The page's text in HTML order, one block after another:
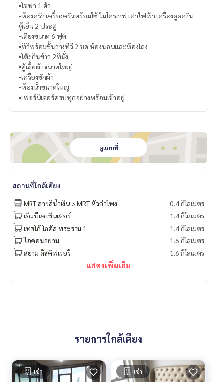
▪️โซฟา 1 ตัว
▪️ห้องครัว เครื่องครัวพร้อมใช้ ไมโครเวฟ เตาไฟฟ้า เครื่องดูดควัน
ตู้เย็น 2 ประตู
▪️เตียงขนาด 6 ฟุต
▪️ทีวีพร้อมชั้นวางทีวี 2 ชุด ห้องนอนและห้องโถง
▪️โต๊ะกินข้าว 2ที่นั่ง
▪️ตู้เสื้อผ้าขนาดใหญ่
▪️เครื่องซักผ้า
▪️ห้องน้ำขนาดใหญ่
▪️เฟอร์นิเจอร์ครบทุกอย่างพร้อมเข้าอยู่
ดูแผนที่
สถานที่ใกล้เคียง
MRT สายสีน้ำเงิน > MRT หัวลำโพง
0.4 กิโลเมตร
เอ็มบีเค เซ็นเตอร์
1.4 กิโลเมตร
เทสโก้ โลตัส พระราม 1
1.4 กิโลเมตร
ไอคอนสยาม
1.6 กิโลเมตร
สยาม ดิสคัฟเวอรี
1.6 กิโลเมตร
แสดงเพิ่มเติม
รายการใกล้เคียง
เช่า เช่า